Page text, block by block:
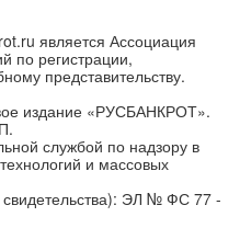
является Ассоциация
по регистрации,
представительству.
издание «РУСБАНКРОТ».
службой по надзору в
и массовых
ЭЛ № ФС 77 -